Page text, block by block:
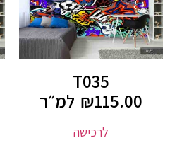
T035
₪115.00 למ״ר
לרכישה